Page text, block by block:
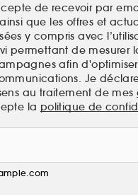
de recevoir par
que les offres et
y compris avec
permettant de mesurer
afin
Je
au traitement de mes
la politique de